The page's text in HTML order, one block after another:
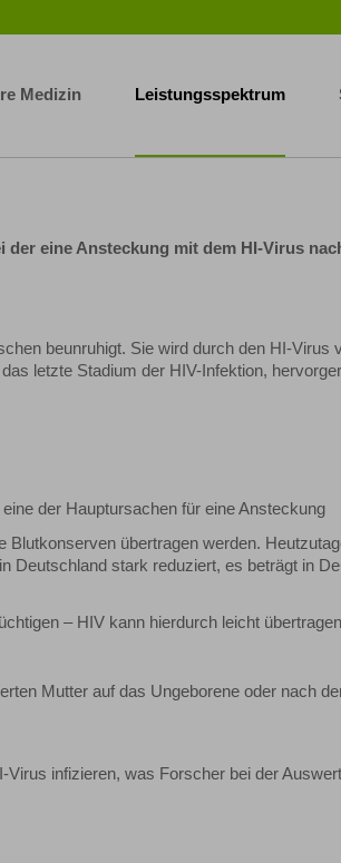
Medizin Leistungsspektrum
eine Ansteckung mit dem HI-Virus
beunruhigt. Sie wird durch den HI-Virus
letzte Stadium der HIV-Infektion,
der Hauptursachen für eine Ansteckung
übertragen werden.
Deutschland stark reduziert, es beträgt in
– HIV kann hierdurch leicht
Mutter auf das Ungeborene oder nach
infizieren, was Forscher bei der